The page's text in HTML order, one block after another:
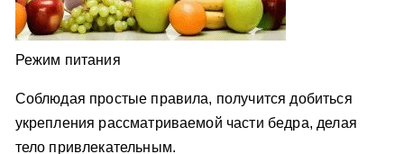
Режим питания
Соблюдая простые правила, получится добиться
укрепления рассматриваемой части бедра, делая
тело привлекательным.